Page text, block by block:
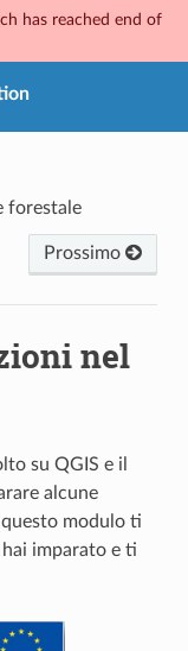
has reached end of
forestale
Prossimo
nel
su QGIS e il
alcune
modulo ti
imparato e ti